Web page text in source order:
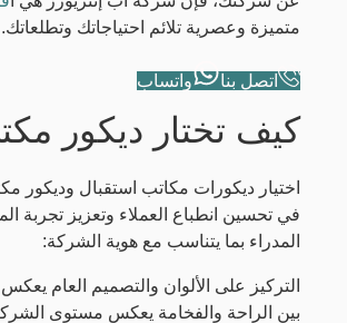
متميزة وعصرية تلائم احتياجاتك وتطلعاتك.
اتصل بنا واتساب
كيف تختار ديكور
اختيار ديكورات مكاتب استقبال
في تحسين انطباع العملاء وتعزيز تجربة
المدراء بما يتناسب مع هوية الشركة:
التركيز على الألوان والتصميم العام
بين الراحة والفخامة يعكس مستوى